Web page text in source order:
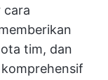
cara
tim, dan